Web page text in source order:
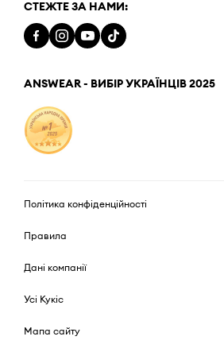
СТЕЖТЕ ЗА НАМИ:
ANSWEAR - ВИБІР УКРАЇНЦІВ 2025
Політика конфіденційності
Правила
Дані компанії
Усі Кукіс
Мапа сайту